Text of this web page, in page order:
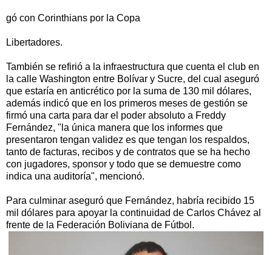
gó con Corinthians por la Copa
Libertadores.
También se refirió a la infraestructura que cuenta el club en
la calle Washington entre Bolívar y Sucre, del cual aseguró
que estaría en anticrético por la suma de 130 mil dólares,
además indicó que en los primeros meses de gestión se
firmó una carta para dar el poder absoluto a Freddy
Fernández, "la única manera que los informes que
presentaron tengan validez es que tengan los respaldos,
tanto de facturas, recibos y de contratos que se ha hecho
con jugadores, sponsor y todo que se demuestre como
indica una auditoría", mencionó.
Para culminar aseguró que Fernández, habría recibido 15
mil dólares para apoyar la continuidad de Carlos Chávez al
frente de la Federación Boliviana de Fútbol.